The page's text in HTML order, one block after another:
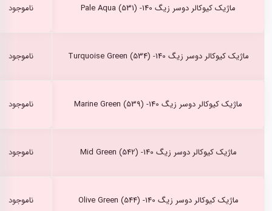
ماژیک کیوکالر دوسر زیگ Pale Aqua (531) -140 ناموجود
ماژیک کیوکالر دوسر زیگ Turquoise Green (534) -140 ناموجود
ماژیک کیوکالر دوسر زیگ Marine Green (539) -140 ناموجود
ماژیک کیوکالر دوسر زیگ Mid Green (542) -140 ناموجود
ماژیک کیوکالر دوسر زیگ Olive Green (544) -140 ناموجود